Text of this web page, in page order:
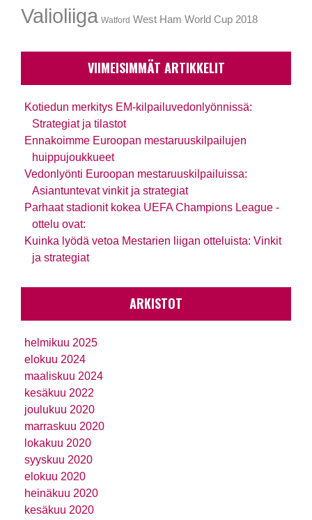
Valioliiga Watford West Ham World Cup 2018
VIIMEISIMMÄT ARTIKKELIT
Kotiedun merkitys EM-kilpailuvedonlyönnissä:
Strategiat ja tilastot
Ennakoimme Euroopan mestaruuskilpailujen
huippujoukkueet
Vedonlyönti Euroopan mestaruuskilpailuissa:
Asiantuntevat vinkit ja strategiat
Parhaat stadionit kokea UEFA Champions League -
ottelu ovat:
Kuinka lyödä vetoa Mestarien liigan otteluista: Vinkit
ja strategiat
ARKISTOT
helmikuu 2025
elokuu 2024
maaliskuu 2024
kesäkuu 2022
joulukuu 2020
marraskuu 2020
lokakuu 2020
syyskuu 2020
elokuu 2020
heinäkuu 2020
kesäkuu 2020